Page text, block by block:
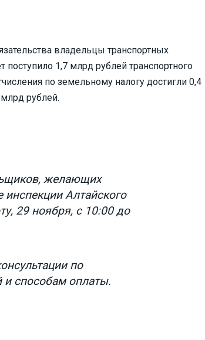
владельцы транспортных
1,7 млрд рублей транспортного
по земельному налогу достигли 0,4
рублей.
желающих
инспекции Алтайского
29 ноября, с 10:00 до
по
и способам оплаты.